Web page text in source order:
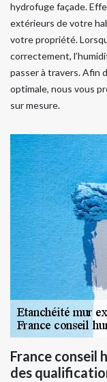
hydrofuge façade.
extérieurs de votre
votre propriété.
correctement,
passer à travers. Afin
optimale, nous vous
sur mesure.
France
des